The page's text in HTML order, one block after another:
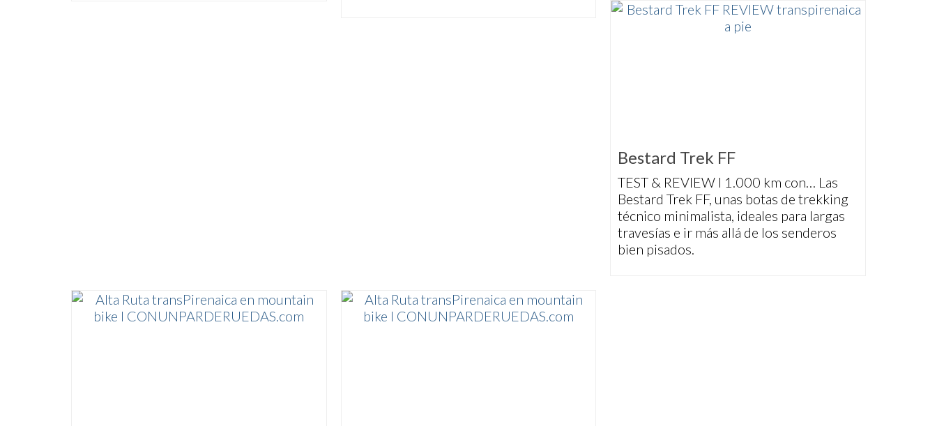
Bestard Trek FF
TEST & REVIEW I 1.000 km con… Las
Bestard Trek FF, unas botas de trekking
técnico minimalista, ideales para largas
travesías e ir más allá de los senderos
bien pisados.